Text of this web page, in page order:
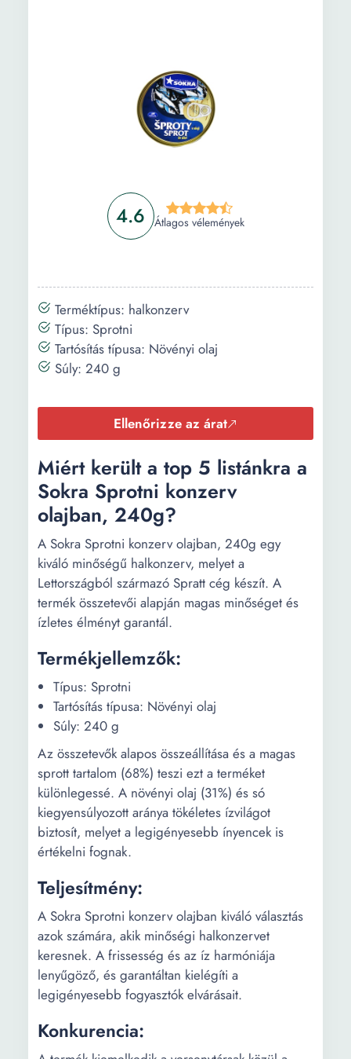
4.6 Átlagos vélemények
Terméktípus: halkonzerv
Típus: Sprotni
Tartósítás típusa: Növényi olaj
Súly: 240 g
Ellenőrizze az árat
Miért került a top 5 listánkra a
Sokra Sprotni konzerv
olajban, 240g?
A Sokra Sprotni konzerv olajban, 240g egy
kiváló minőségű halkonzerv, melyet a
Lettországból származó Spratt cég készít. A
termék összetevői alapján magas minőséget és
ízletes élményt garantál.
Termékjellemzők:
Típus: Sprotni
Tartósítás típusa: Növényi olaj
Súly: 240 g
Az összetevők alapos összeállítása és a magas
sprott tartalom (68%) teszi ezt a terméket
különlegessé. A növényi olaj (31%) és só
kiegyensúlyozott aránya tökéletes ízvilágot
biztosít, melyet a legigényesebb ínyencek is
értékelni fognak.
Teljesítmény:
A Sokra Sprotni konzerv olajban kiváló választás
azok számára, akik minőségi halkonzervet
keresnek. A frissesség és az íz harmóniája
lenyűgöző, és garantáltan kielégíti a
legigényesebb fogyasztók elvárásait.
Konkurencia:
Vásárlási útmutató
Gyakori kérdések